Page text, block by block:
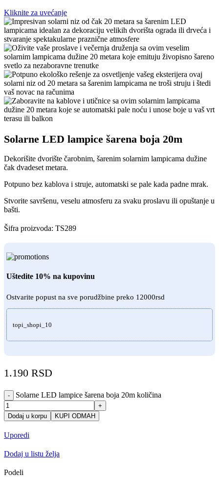
Kliknite za uvećanje
Solarne LED lampice šarena boja 20m
Dekorišite dvorište čarobnim, šarenim solarnim lampicama dužine
čak dvadeset metara.
Potpuno bez kablova i struje, automatski se pale kada padne mrak.
Stvorite savršenu, veselu atmosferu za svaku proslavu ili opuštanje u
bašti.
Šifra proizvoda: TS289
Uštedite 10% na kupovinu
Ostvarite popust na sve porudžbine preko 12000rsd
topi_shopi_10
1.190 RSD
- Solarne LED lampice šarena boja 20m količina
+
Dodaj u korpu
KUPI ODMAH
Uporedi
Dodaj u listu želja
Podeli